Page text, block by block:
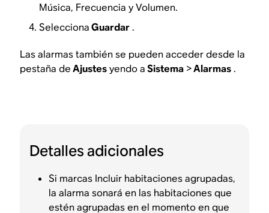
Música, Frecuencia y Volumen.
SeleccionaGuardar.
Las alarmas también se pueden acceder desde la
pestaña deAjustesyendo aSistema >Alarmas.
Detalles adicionales
Si marcas Incluir habitaciones agrupadas,
la alarma sonará en las habitaciones que
estén agrupadas en el momento en que